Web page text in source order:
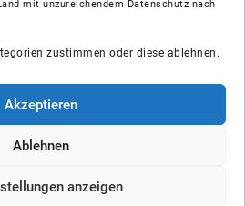
mit unzureichendem Datenschutz nach
zustimmen oder diese ablehnen.
Akzeptieren
Ablehnen
anzeigen